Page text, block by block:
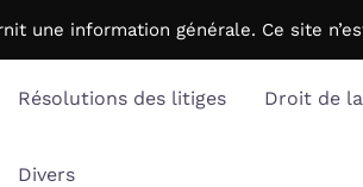
une information générale. Ce site
Résolutions des litiges Droit de
Divers